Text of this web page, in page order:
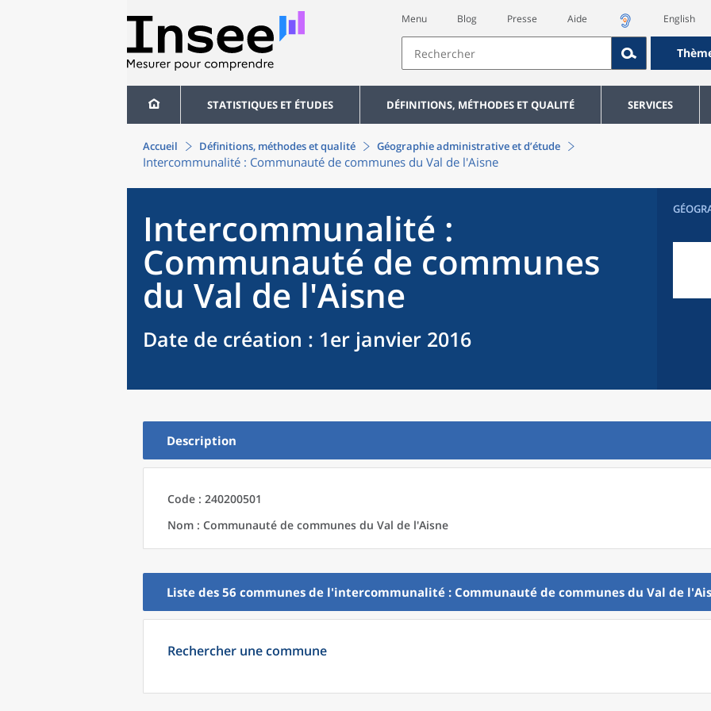
Menu Blog Presse Aide English
STATISTIQUES ET ÉTUDES DÉFINITIONS, MÉTHODES ET QUALITÉ SERVICES
Accueil Définitions, méthodes et qualité Géographie administrative et d’étude
Intercommunalité : Communauté de communes du Val de l'Aisne
Intercommunalité :
Communauté de communes
du Val de l'Aisne
Date de création : 1er janvier 2016
Description
Code : 240200501
Nom : Communauté de communes du Val de l'Aisne
Liste des 56 communes de l'intercommunalité : Communauté de communes du Val de
Rechercher une commune